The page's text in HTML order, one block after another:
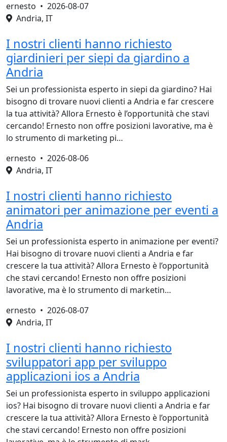
ernesto • 2026-08-07
Andria, IT
I nostri clienti hanno richiesto
giardinieri per siepi da giardino a
Andria
Sei un professionista esperto in siepi da giardino? Hai
bisogno di trovare nuovi clienti a Andria e far crescere
la tua attività? Allora Ernesto è l’opportunità che stavi
cercando! Ernesto non offre posizioni lavorative, ma è
lo strumento di marketing pi…
ernesto • 2026-08-06
Andria, IT
I nostri clienti hanno richiesto
animatori per animazione per eventi a
Andria
Sei un professionista esperto in animazione per eventi?
Hai bisogno di trovare nuovi clienti a Andria e far
crescere la tua attività? Allora Ernesto è l’opportunità
che stavi cercando! Ernesto non offre posizioni
lavorative, ma è lo strumento di marketin…
ernesto • 2026-08-07
Andria, IT
I nostri clienti hanno richiesto
sviluppatori app per sviluppo
applicazioni ios a Andria
Sei un professionista esperto in sviluppo applicazioni
ios? Hai bisogno di trovare nuovi clienti a Andria e far
crescere la tua attività? Allora Ernesto è l’opportunità
che stavi cercando! Ernesto non offre posizioni